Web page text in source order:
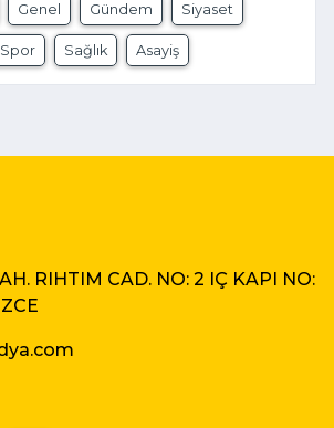
Genel Gündem Siyaset
Spor Sağlık Asayiş
RIHTIM CAD. NO: 2 IÇ KAPI NO: